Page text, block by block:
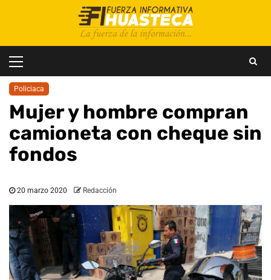
principal
Policiaca
Mujer y hombre compran
camioneta con cheque sin
fondos
20 marzo 2020 Redacción